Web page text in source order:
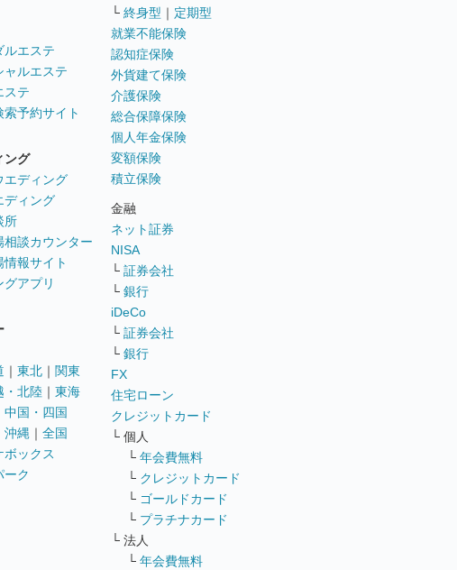
ルエステ
ャルエステ
ステ
索予約サイト
ング
エディング
ディング
所
相談カウンター
情報サイト
グアプリ
｜ 東北 ｜ 関東
・北陸 ｜ 東海
中国・四国
沖縄 ｜ 全国
ボックス
ーク
└ 終身型 ｜ 定期型
就業不能保険
認知症保険
外貨建て保険
介護保険
総合保障保険
個人年金保険
変額保険
積立保険
金融
ネット証券
NISA
└ 証券会社
└ 銀行
iDeCo
└ 証券会社
└ 銀行
FX
住宅ローン
クレジットカード
└ 個人
└ 年会費無料
└ クレジットカード
└ ゴールドカード
└ プラチナカード
└ 法人
└ 年会費無料